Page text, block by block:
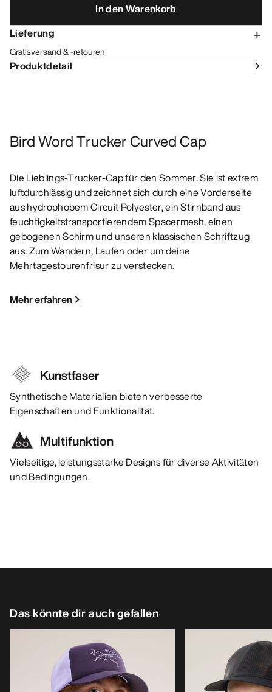
In den Warenkorb
Lieferung
Gratisversand & -retouren
Produktdetail
Bird Word Trucker Curved Cap
Die Lieblings-Trucker-Cap für den Sommer. Sie ist extrem
luftdurchlässig und zeichnet sich durch eine Vorderseite
aus hydrophobem Circuit Polyester, ein Stirnband aus
feuchtigkeitstransportierendem Spacermesh, einen
gebogenen Schirm und unseren klassischen Schriftzug
aus. Zum Wandern, Laufen oder um deine
Mehrtagestourenfrisur zu verstecken.
Mehr erfahren
Kunstfaser
Synthetische Materialien bieten verbesserte
Eigenschaften und Funktionalität.
Multifunktion
Vielseitige, leistungsstarke Designs für diverse Aktivitäten
und Bedingungen.
Das könnte dir auch gefallen